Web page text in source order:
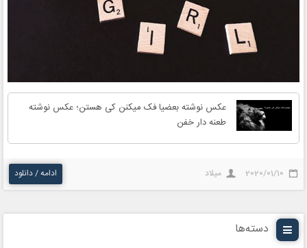
عکس نوشته بعضیا فک میکنن کی هستن؛ عکس نوشته
طعنه دار خفن
2020/01/10 میلاد ادامه / دانلود
دسته‌ها